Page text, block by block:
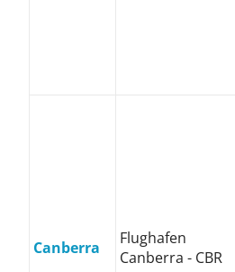
Canberra
Flughafen
Canberra - CBR